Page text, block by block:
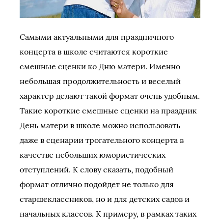
Самыми актуальными для праздничного
концерта в школе считаются короткие
смешные сценки ко Дню матери. Именно
небольшая продолжительность и веселый
характер делают такой формат очень удобным.
Такие короткие смешные сценки на праздник
День матери в школе можно использовать
даже в сценарии трогательного концерта в
качестве небольших юмористических
отступлений. К слову сказать, подобный
формат отлично подойдет не только для
старшеклассников, но и для детских садов и
начальных классов. К примеру, в рамках таких